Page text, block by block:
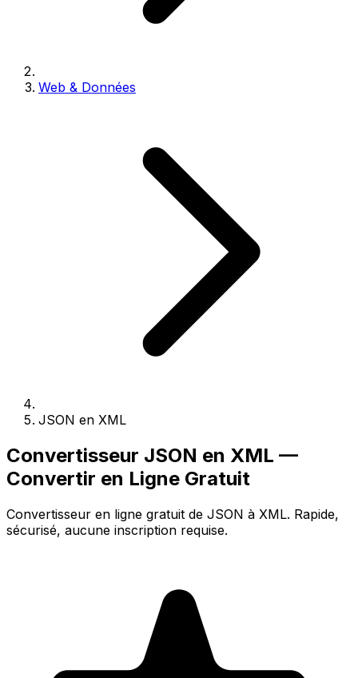
Web & Données
JSON en XML
Convertisseur JSON en XML —
Convertir en Ligne Gratuit
Convertisseur en ligne gratuit de JSON à XML. Rapide,
sécurisé, aucune inscription requise.